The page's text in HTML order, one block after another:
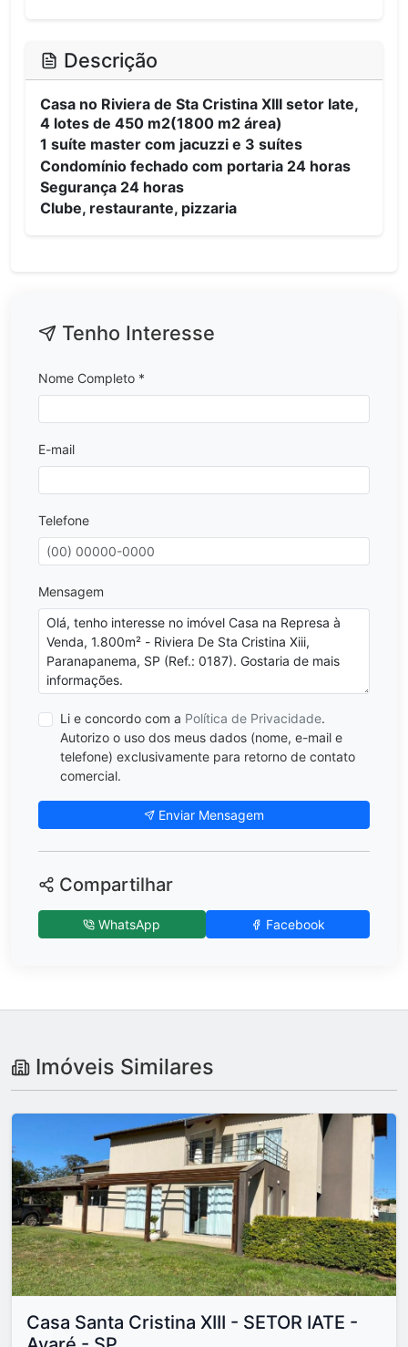
Descrição
Casa no Riviera de Sta Cristina XIII setor Iate,
4 lotes de 450 m2(1800 m2 área)
1 suíte master com jacuzzi e 3 suítes
Condomínio fechado com portaria 24 horas
Segurança 24 horas
Clube, restaurante, pizzaria
Tenho Interesse
Nome Completo *
E-mail
Telefone
Mensagem
Li e concordo com a Política de Privacidade.
Autorizo o uso dos meus dados (nome, e-mail e
telefone) exclusivamente para retorno de contato
comercial.
Enviar Mensagem
Compartilhar
WhatsApp Facebook
Imóveis Similares
Casa Santa Cristina XIII - SETOR IATE -